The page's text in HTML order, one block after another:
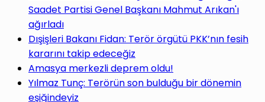
Saadet Partisi Genel Başkanı Mahmut Arıkan'ı
ağırladı
Dışişleri Bakanı Fidan: Terör örgütü PKK’nın fesih
kararını takip edeceğiz
Amasya merkezli deprem oldu!
Yılmaz Tunç: Terörün son bulduğu bir dönemin
eşiğindeyiz